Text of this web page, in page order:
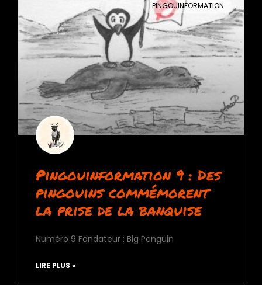
PINGOUINFORMATION
Pingouinformation 9 : Des
pingouins commémorent
la prise de la banquise
Numéro 9 Fondateur : Big Penguin
LIRE PLUS »